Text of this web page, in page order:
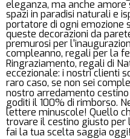
eleganza, ma anche amore
spazi in paradisi naturali e
portatore di ogni emozione
queste decorazioni da
premurosi per
compleanno, regali per la
Ringraziamento, regali di
eccezionale: i nostri clienti
raro caso, se non sei
nostro arredamento
goditi il 100% di rimborso.
lettere minuscole! Quello
trovare il cestino giusto per
fai la tua scelta saggia oggi!